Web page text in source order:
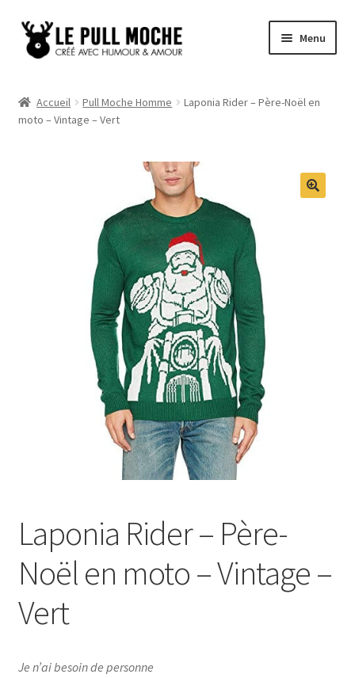
Aller
Aller
au
Menu
Pull Noël Femme
Pull Noël Promo
Accueil Pull Moche Homme
Laponia Rider – Père-Noël en
moto – Vintage – Vert
Laponia Rider – Père-
Noël en moto – Vintage –
Vert
Je n’ai besoin de personne